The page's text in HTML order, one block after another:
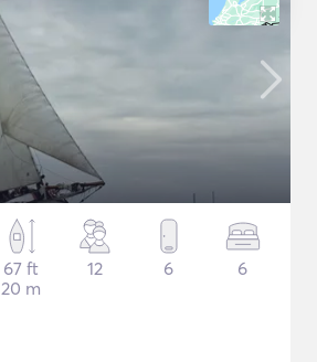
67 ft
20 m
12 6 6